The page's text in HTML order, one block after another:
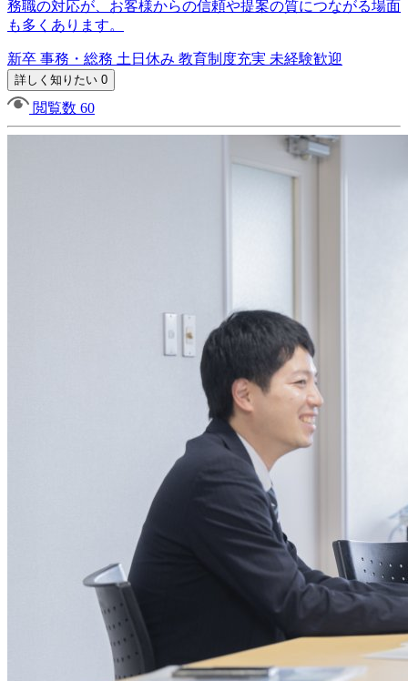
務職の対応が、お客様からの信頼や提案の質につながる場面
も多くあります。
新卒 事務・総務 土日休み 教育制度充実 未経験歓迎
詳しく知りたい 0
閲覧数 60